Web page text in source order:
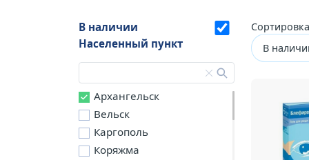
В наличии
Населенный пункт
Архангельск
Вельск
Каргополь
Коряжма
В